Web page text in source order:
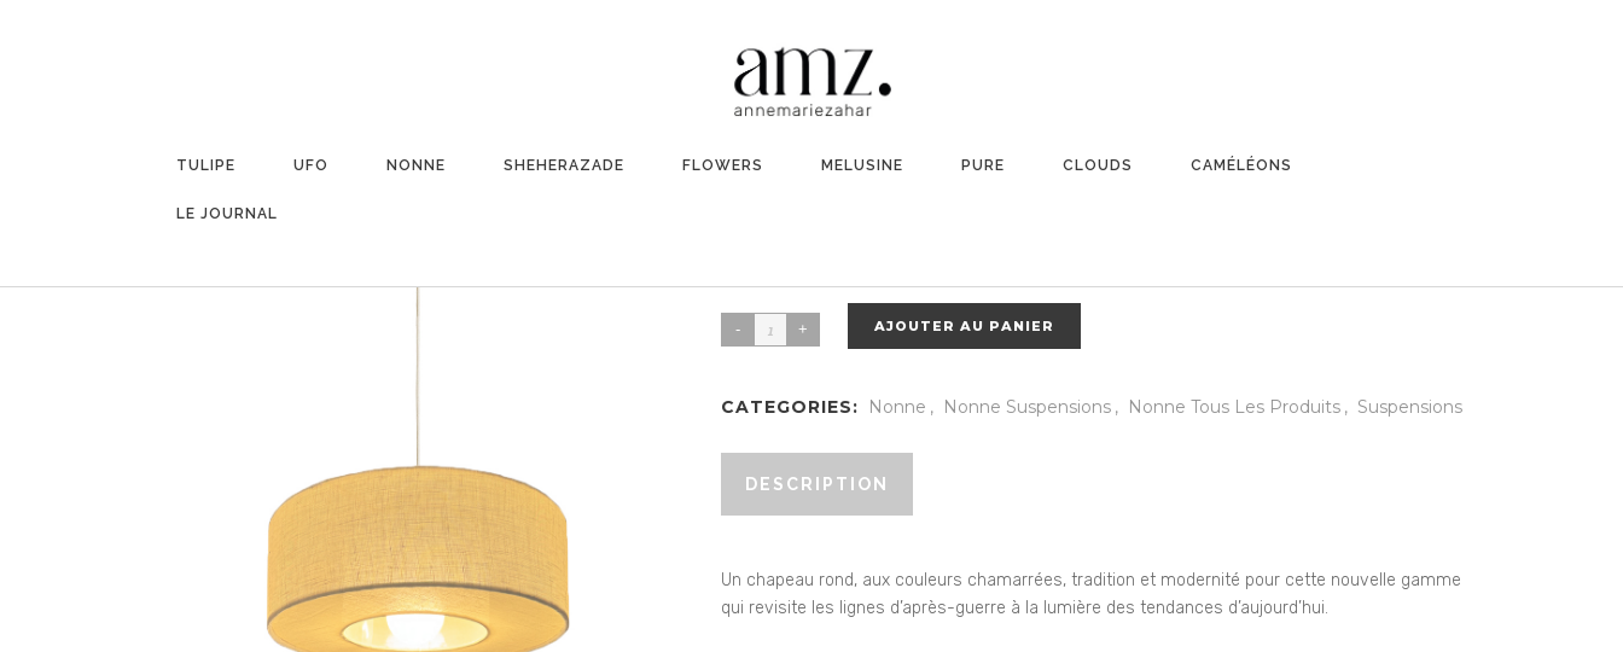
TULIPE UFO NONNE SHEHERAZADE FLOWERS MELUSINE PURE CLOUDS CAMÉLÉONS
LE JOURNAL
Suspension
AJOUTER AU PANIER
CATEGORIES: Nonne , Nonne Suspensions , Nonne Tous Les Produits , Suspensions
DESCRIPTION
Un chapeau rond, aux couleurs chamarrées, tradition et modernité pour cette nouvelle gamme
qui revisite les lignes d’après-guerre à la lumière des tendances d’aujourd’hui.